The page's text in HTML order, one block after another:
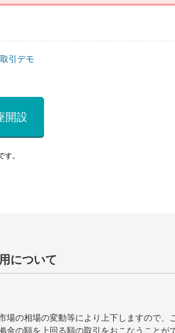
取引デモ
開設
。
について
の相場の変動等により上下しますので、
の額を上回る額の取引をおこなうことが